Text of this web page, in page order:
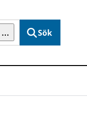
… Sök